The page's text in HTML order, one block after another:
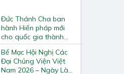
Đức Thánh Cha ban
hành Hiến pháp mới
cho quốc gia thành
Vatican
Bế Mạc Hội Nghị Các
Đại Chủng Viện Việt
Nam 2026 – Ngày Làm